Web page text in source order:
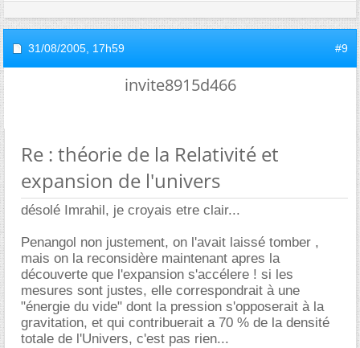
31/08/2005, 17h59 #9
invite8915d466
Re : théorie de la Relativité et
expansion de l'univers
désolé Imrahil, je croyais etre clair...
Penangol non justement, on l'avait laissé tomber ,
mais on la reconsidère maintenant apres la
découverte que l'expansion s'accélere ! si les
mesures sont justes, elle correspondrait à une
"énergie du vide" dont la pression s'opposerait à la
gravitation, et qui contribuerait a 70 % de la densité
totale de l'Univers, c'est pas rien...